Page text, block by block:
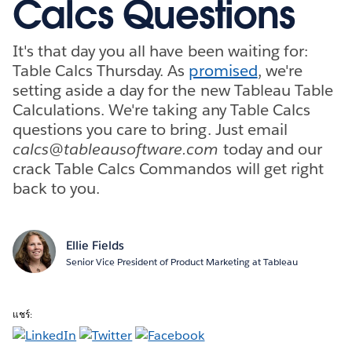
Calcs Questions
It's that day you all have been waiting for:
Table Calcs Thursday. As promised, we're
setting aside a day for the new Tableau Table
Calculations. We're taking any Table Calcs
questions you care to bring. Just email
calcs@tableausoftware.com today and our
crack Table Calcs Commandos will get right
back to you.
Ellie Fields
Senior Vice President of Product Marketing at Tableau
แชร์: